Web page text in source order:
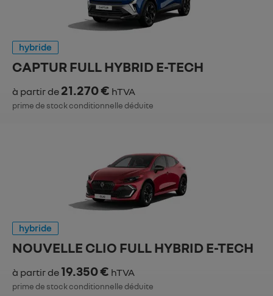
hybride
CAPTUR FULL HYBRID E-TECH
à partir de 21.270 € hTVA
prime de stock conditionnelle déduite
hybride
NOUVELLE CLIO FULL HYBRID E-TECH
à partir de19.350 € hTVA
prime de stock conditionnelle déduite